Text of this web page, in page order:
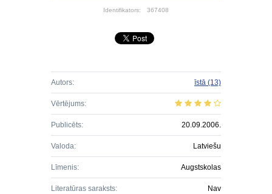
Identifikators: 367408
Autors: īstā (13)
Vērtējums:
Publicēts: 20.09.2006.
Valoda: Latviešu
Līmenis: Augstskolas
Literatūras saraksts: Nav